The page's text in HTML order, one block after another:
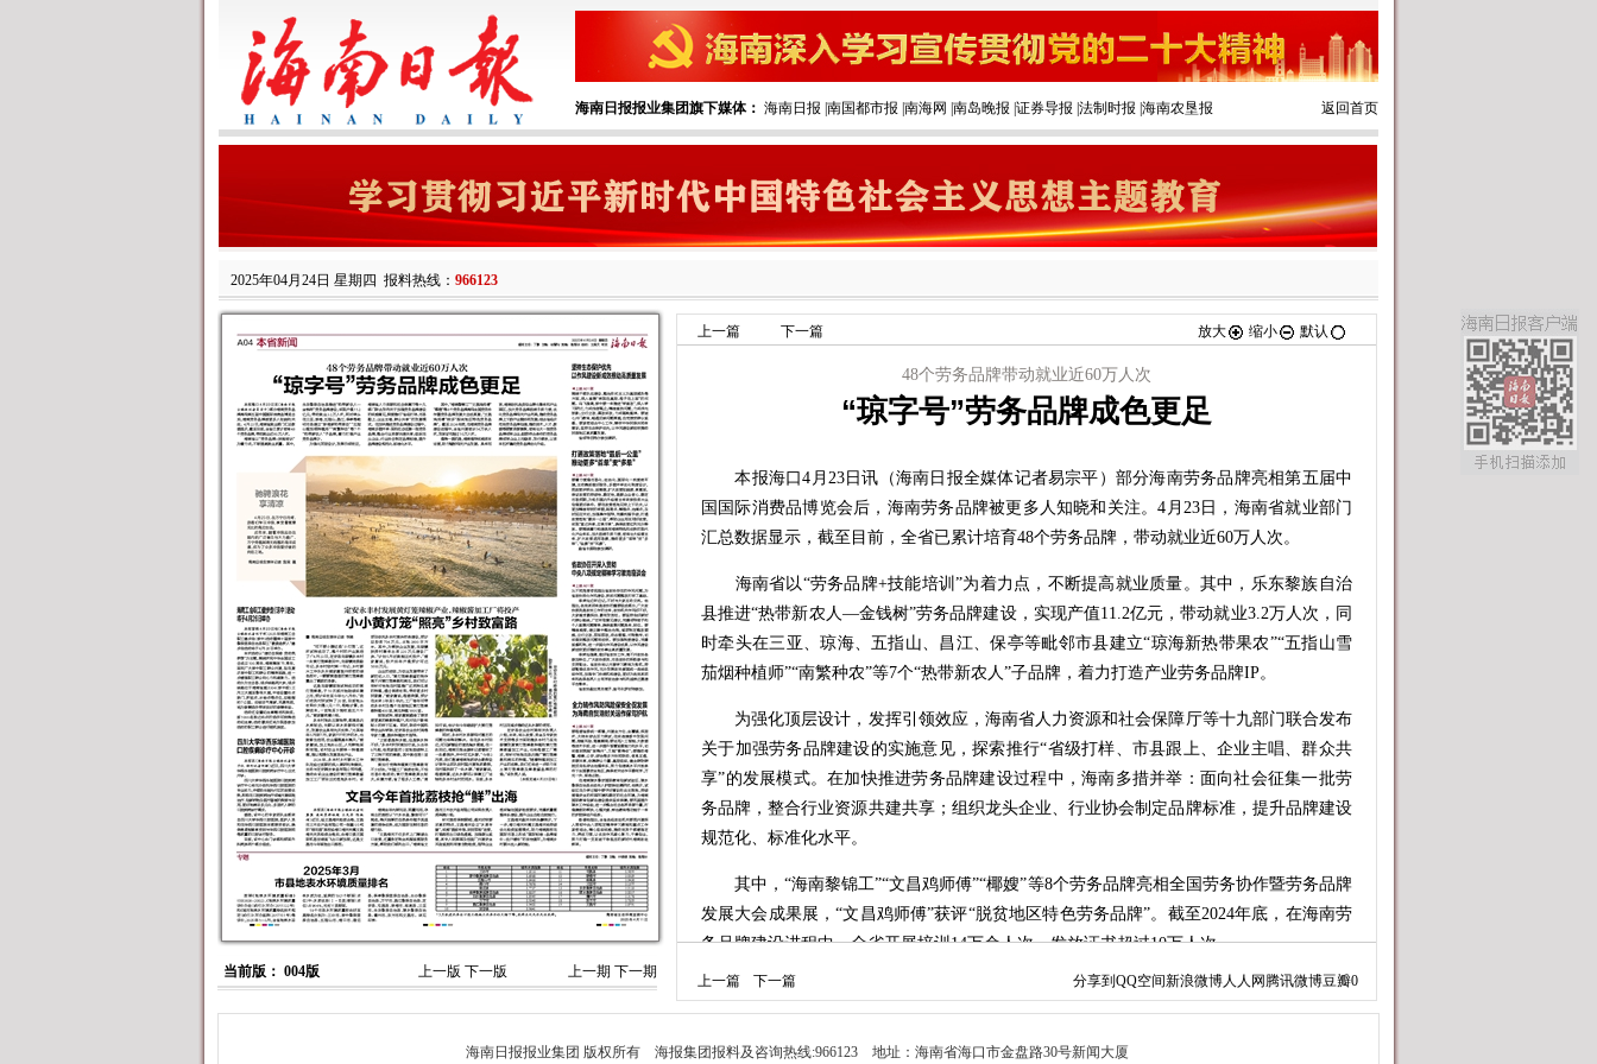
海南日报报业集团旗下媒体： 海南日报 南国都市报 南海网 南岛晚报 证券导报 法制时报 海南农垦报 返回首页
2025年04月24日 星期四 报料热线： 966123
当前版： 004版 上一版 下一版 上一期 下一期
上一篇 下一篇 放大 缩小 默认
48个劳务品牌带动就业近60万人次
“琼字号”劳务品牌成色更足
本报海口4月23日讯（海南日报全媒体记者易宗平）部分海南劳务品牌亮相第五届中
国国际消费品博览会后，海南劳务品牌被更多人知晓和关注。4月23日，海南省就业部门
汇总数据显示，截至目前，全省已累计培育48个劳务品牌，带动就业近60万人次。
海南省以“劳务品牌+技能培训”为着力点，不断提高就业质量。其中，乐东黎族自治
县推进“热带新农人—金钱树”劳务品牌建设，实现产值11.2亿元，带动就业3.2万人次，同
时牵头在三亚、琼海、五指山、昌江、保亭等毗邻市县建立“琼海新热带果农”“五指山雪
茄烟种植师”“南繁种农”等7个“热带新农人”子品牌，着力打造产业劳务品牌IP。
为强化顶层设计，发挥引领效应，海南省人力资源和社会保障厅等十九部门联合发布
关于加强劳务品牌建设的实施意见，探索推行“省级打样、市县跟上、企业主唱、群众共
享”的发展模式。在加快推进劳务品牌建设过程中，海南多措并举：面向社会征集一批劳
务品牌，整合行业资源共建共享；组织龙头企业、行业协会制定品牌标准，提升品牌建设
规范化、标准化水平。
其中，“海南黎锦工”“文昌鸡师傅”“椰嫂”等8个劳务品牌亮相全国劳务协作暨劳务品牌
发展大会成果展，“文昌鸡师傅”获评“脱贫地区特色劳务品牌”。截至2024年底，在海南劳
务品牌建设进程中，全省开展培训14万余人次，发放证书超过10万人次。
值得一提的是，海南倡导实施资本运营，助力辐射相关产业发展。具体而言，海南依
托各类创业孵化载体和产业园区，加大劳务品牌招商引资力度，优化劳务品牌相关产业布
局，推动劳务品牌上下游产业链协同发展；结合省级示范性劳务品牌创建，推动技术、人
上一篇 下一篇 分享到 QQ空间新浪微博人人网 腾讯微博豆瓣0